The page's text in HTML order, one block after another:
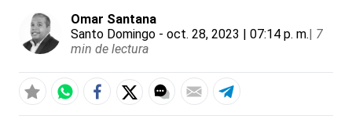
Omar Santana
Santo Domingo - oct. 28, 2023 | 07:14 p. m.| 7
min de lectura